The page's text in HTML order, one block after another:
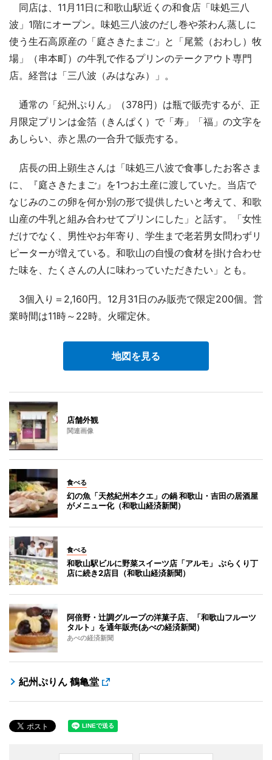
同店は、11月11日に和歌山駅近くの和食店「味処三八
波」1階にオープン。味処三八波のだし巻や茶わん蒸しに
使う生石高原産の「庭さきたまご」と「尾鷲（おわし）牧
場」（串本町）の牛乳で作るプリンのテークアウト専門
店。経営は「三八波（みはなみ）」。
通常の「紀州ぷりん」（378円）は瓶で販売するが、正
月限定プリンは金箔（きんぱく）で「寿」「福」の文字を
あしらい、赤と黒の一合升で販売する。
店長の田上顕生さんは「味処三八波で食事したお客さま
に、『庭さきたまご』を1つお土産に渡していた。当店で
なじみのこの卵を何か別の形で提供したいと考えて、和歌
山産の牛乳と組み合わせてプリンにした」と話す。「女性
だけでなく、男性やお年寄り、学生まで老若男女問わずリ
ピーターが増えている。和歌山の自慢の食材を掛け合わせ
た味を、たくさんの人に味わっていただきたい」とも。
3個入り＝2,160円。12月31日のみ販売で限定200個。営
業時間は11時～22時。火曜定休。
地図を見る
店舗外観
関連画像
食べる
幻の魚「天然紀州本クエ」の鍋 和歌山・吉田の居酒屋
がメニュー化（和歌山経済新聞）
食べる
和歌山駅ビルに野菜スイーツ店「アルモ」 ぶらくり丁
店に続き2店目（和歌山経済新聞）
阿倍野・辻調グループの洋菓子店、「和歌山フルーツ
タルト」を通年販売(あべの経済新聞）
あべの経済新聞
紀州ぷりん 鶴亀堂